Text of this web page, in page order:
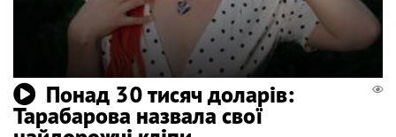
Понад 30 тисяч доларів:
Тарабарова назвала свої